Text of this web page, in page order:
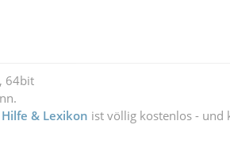
64bit
Hilfe & Lexikon ist völlig kostenlos - und